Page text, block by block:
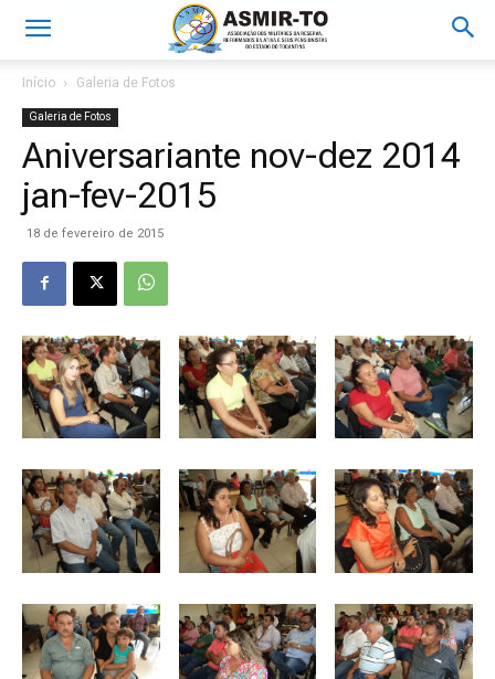
Início Galeria de Fotos
Galeria de Fotos
Aniversariante nov-dez 2014
jan-fev-2015
18 de fevereiro de 2015